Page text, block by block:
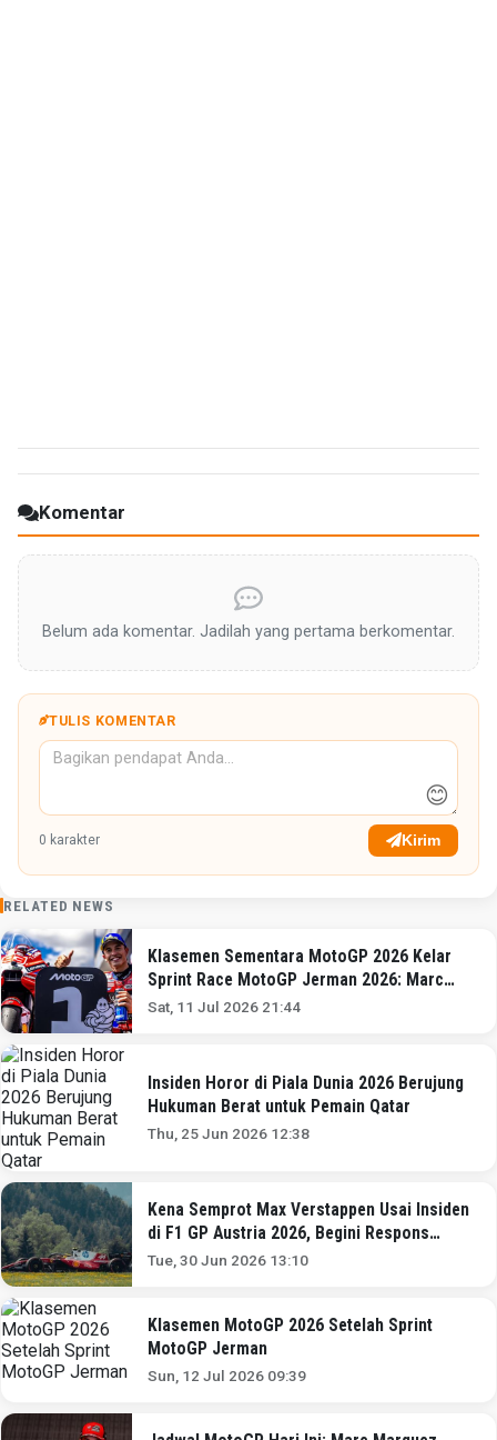
Komentar
Belum ada komentar. Jadilah yang pertama berkomentar.
TULIS KOMENTAR
😊
0 karakter Kirim
RELATED NEWS
Klasemen Sementara MotoGP 2026 Kelar
Sprint Race MotoGP Jerman 2026: Marc
Marquez Dekati Jorge Martin!
Sat, 11 Jul 2026 21:44
Insiden Horor di Piala Dunia 2026 Berujung
Hukuman Berat untuk Pemain Qatar
Thu, 25 Jun 2026 12:38
Kena Semprot Max Verstappen Usai Insiden
di F1 GP Austria 2026, Begini Respons
Berkelas Lewis Hamilton
Tue, 30 Jun 2026 13:10
Klasemen MotoGP 2026 Setelah Sprint
MotoGP Jerman
Sun, 12 Jul 2026 09:39